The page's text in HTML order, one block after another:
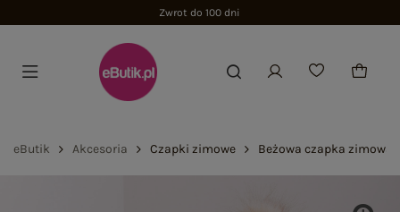
Zwrot do 100 dni
eButik Akcesoria Czapki zimowe Beżowa czapka zimowa